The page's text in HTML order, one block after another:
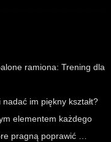
ramiona: Trening dla
im piękny kształt?
elementem każdego
pragną poprawić …